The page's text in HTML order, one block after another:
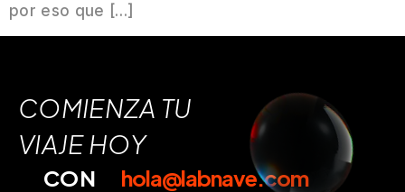
por eso que […]
COMIENZA TU
VIAJE HOY
CON
hola@labnave.com